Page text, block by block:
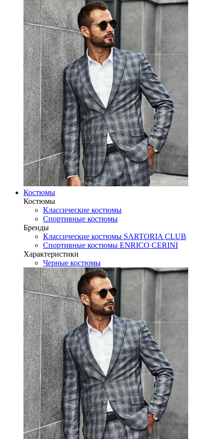
Костюмы
Костюмы
Классические костюмы
Спортивные костюмы
Бренды
Классические костюмы SARTORIA CLUB
Спортивные костюмы ENRICO CERINI
Характеристики
Черные костюмы